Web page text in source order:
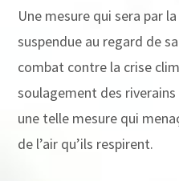
Une mesure qui sera par
suspendue au regard de
combat contre la crise
soulagement des
une telle mesure qui
de l’air qu’ils respirent.